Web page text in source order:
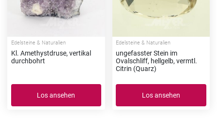
Edelsteine & Naturalien
Kl. Amethystdruse, vertikal
durchbohrt
Los ansehen
Edelsteine & Naturalien
ungefasster Stein im
Ovalschliff, hellgelb, vermtl.
Citrin (Quarz)
Los ansehen